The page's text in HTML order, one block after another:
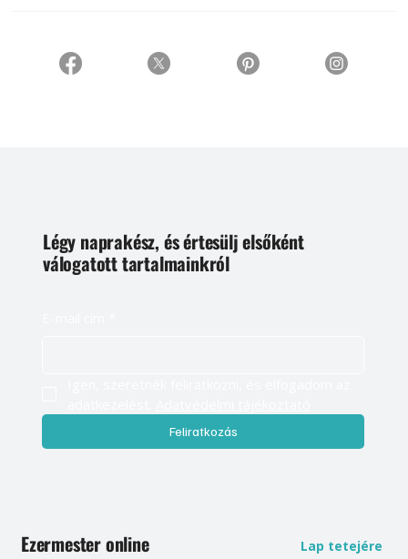
Légy naprakész, és értesülj elsőként
válogatott tartalmainkról
Feliratkozás
Ezermester online Lap tetejére